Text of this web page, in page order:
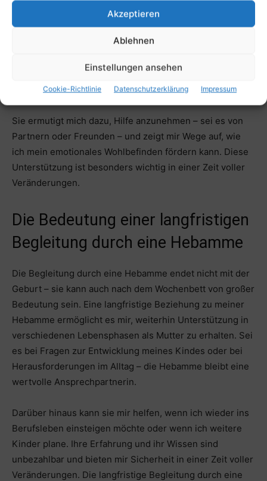
Akzeptieren
Ablehnen
Einstellungen ansehen
Cookie-Richtlinie Datenschutzerklärung Impressum
schon, einfach nur zuzuhören oder von anderen Müttern
zu hören, dass sie ähnliche Erfahrungen gemacht haben.
Die Hebamme kann mir auch wertvolle Tipps geben, wie
helfen könnten, mich in meiner neuen Rolle
zurechtzufinden.
Sie ermutigt mich dazu, Hilfe anzunehmen – sei es von
Partnern oder Freunden – und zeigt mir Wege auf, wie
ich mein emotionales Wohlbefinden fördern kann. Diese
Unterstützung ist besonders wichtig in einer Zeit voller
Veränderungen.
Die Bedeutung einer langfristigen
Begleitung durch eine Hebamme
Die Begleitung durch eine Hebamme endet nicht mit der
Geburt – sie kann auch nach dem Wochenbett von großer
Bedeutung sein. Eine langfristige Beziehung zu meiner
Hebamme ermöglicht es mir, weiterhin Unterstützung in
verschiedenen Lebensphasen als Mutter zu erhalten. Sei
es bei Fragen zur Entwicklung meines Kindes oder bei
Herausforderungen im Alltag – die Hebamme bleibt eine
wertvolle Ansprechpartnerin.
Darüber hinaus kann sie mir helfen, wenn ich wieder ins
Berufsleben einsteigen möchte oder wenn ich weitere
Kinder plane. Ihre Erfahrung und ihr Wissen sind
unbezahlbar und bieten mir Sicherheit in einer Zeit voller
Veränderungen. Die langfristige Begleitung durch eine